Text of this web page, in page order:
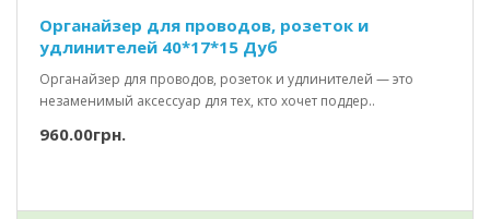
Органайзер для проводов, розеток и
удлинителей 40*17*15 Дуб
Органайзер для проводов, розеток и удлинителей — это
незаменимый аксессуар для тех, кто хочет поддер..
960.00грн.